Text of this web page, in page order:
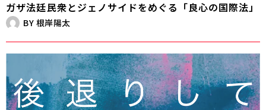
ガザ法廷――民衆とジェノサイドをめぐる「良心の国際法」
BY 根岸陽太